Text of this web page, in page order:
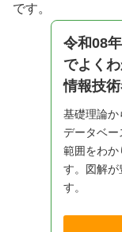
です。
令和08
でよく
情報技
基礎理論か
データベー
範囲をわか
す。図解が
す。